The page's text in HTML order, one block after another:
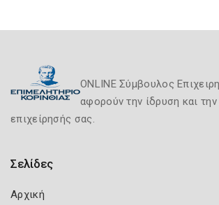
ONLINE Σύμβουλος
αφορούν την ίδρυση και την
επιχείρησής σας.
Σελίδες
Αρχική